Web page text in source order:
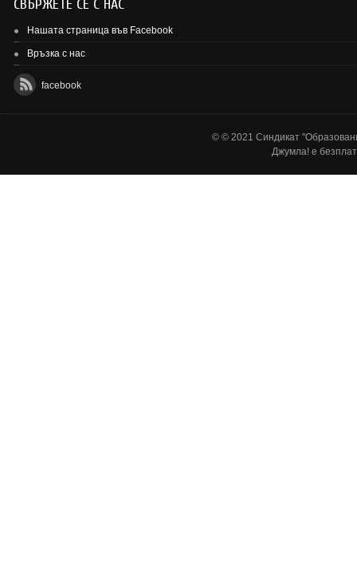
СВЪРЖЕТЕ СЕ С НАС
Нашата страница във Facebook
Връзка с нас
facebook
© © 2021 Синдикат
Джумла! е